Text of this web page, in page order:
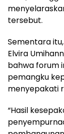
tersebut.
Sementara
Elvira
bahwa forum
pemangku
menyepakati
“Hasil